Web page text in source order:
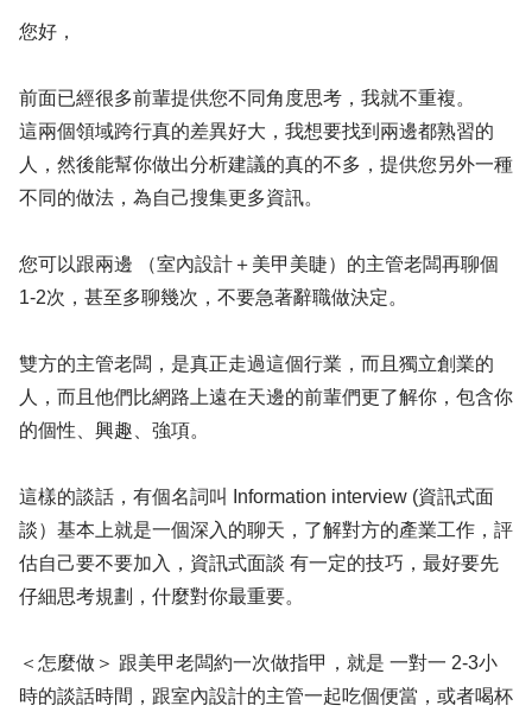
您好，
前面已經很多前輩提供您不同角度思考，我就不重複。
這兩個領域跨行真的差異好大，我想要找到兩邊都熟習的
人，然後能幫你做出分析建議的真的不多，提供您另外一種
不同的做法，為自己搜集更多資訊。
您可以跟兩邊 （室內設計＋美甲美睫）的主管老闆再聊個
1-2次，甚至多聊幾次，不要急著辭職做決定。
雙方的主管老闆，是真正走過這個行業，而且獨立創業的
人，而且他們比網路上遠在天邊的前輩們更了解你，包含你
的個性、興趣、強項。
這樣的談話，有個名詞叫 Information interview (資訊式面
談）基本上就是一個深入的聊天，了解對方的產業工作，評
估自己要不要加入，資訊式面談 有一定的技巧，最好要先
仔細思考規劃，什麼對你最重要。
＜怎麼做＞ 跟美甲老闆約一次做指甲，就是 一對一 2-3小
時的談話時間，跟室內設計的主管一起吃個便當，或者喝杯